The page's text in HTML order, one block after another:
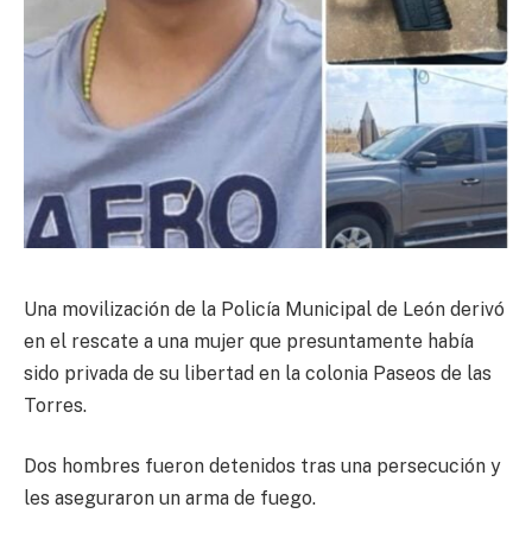
Una movilización de la Policía Municipal de León derivó
en el rescate a una mujer que presuntamente había
sido privada de su libertad en la colonia Paseos de las
Torres.
Dos hombres fueron detenidos tras una persecución y
les aseguraron un arma de fuego.